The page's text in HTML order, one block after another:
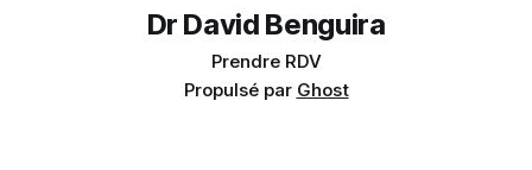
Dr David Benguira
Prendre RDV
Propulsé par Ghost